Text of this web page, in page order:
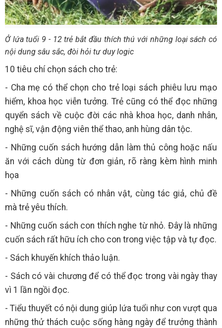
Ở lứa tuổi 9 - 12 trẻ bắt đầu thích thú với những loại sách có
nội dung sâu sắc, đòi hỏi tư duy logic
10 tiêu chí chọn sách cho trẻ:
- Cha mẹ có thể chọn cho trẻ loại sách phiêu lưu mạo
hiểm, khoa học viễn tưởng. Trẻ cũng có thể đọc những
quyển sách về cuộc đời các nhà khoa học, danh nhân,
nghệ sĩ, vận động viên thể thao, anh hùng dân tộc.
- Những cuốn sách hướng dẫn làm thủ công hoặc nấu
ăn với cách dùng từ đơn giản, rõ ràng kèm hình minh
họa
- Những cuốn sách có nhân vật, cùng tác giả, chủ đề
mà trẻ yêu thích.
- Những cuốn sách con thích nghe từ nhỏ. Đây là những
cuốn sách rất hữu ích cho con trong việc tập và tự đọc.
- Sách khuyến khích thảo luận.
- Sách có vài chương để có thể đọc trong vài ngày thay
vì 1 lần ngồi đọc.
- Tiểu thuyết có nội dung giúp lứa tuổi như con vượt qua
những thử thách cuộc sống hàng ngày để trưởng thành